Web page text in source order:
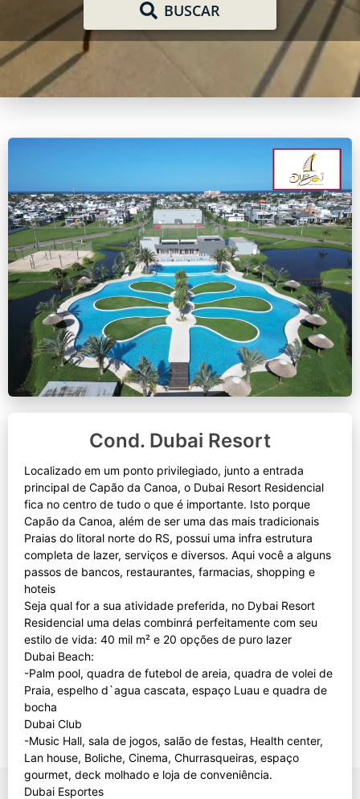
BUSCAR
Cond. Dubai Resort
Localizado em um ponto privilegiado, junto a entrada
principal de Capão da Canoa, o Dubai Resort Residencial
fica no centro de tudo o que é importante. Isto porque
Capão da Canoa, além de ser uma das mais tradicionais
Praias do litoral norte do RS, possui uma infra estrutura
completa de lazer, serviços e diversos. Aqui você a alguns
passos de bancos, restaurantes, farmacias, shopping e
hoteis
Seja qual for a sua atividade preferida, no Dybai Resort
Residencial uma delas combinrá perfeitamente com seu
estilo de vida: 40 mil m² e 20 opções de puro lazer
Dubai Beach:
-Palm pool, quadra de futebol de areia, quadra de volei de
Praia, espelho d`agua cascata, espaço Luau e quadra de
bocha
Dubai Club
-Music Hall, sala de jogos, salão de festas, Health center,
Lan house, Boliche, Cinema, Churrasqueiras, espaço
gourmet, deck molhado e loja de conveniência.
Dubai Esportes